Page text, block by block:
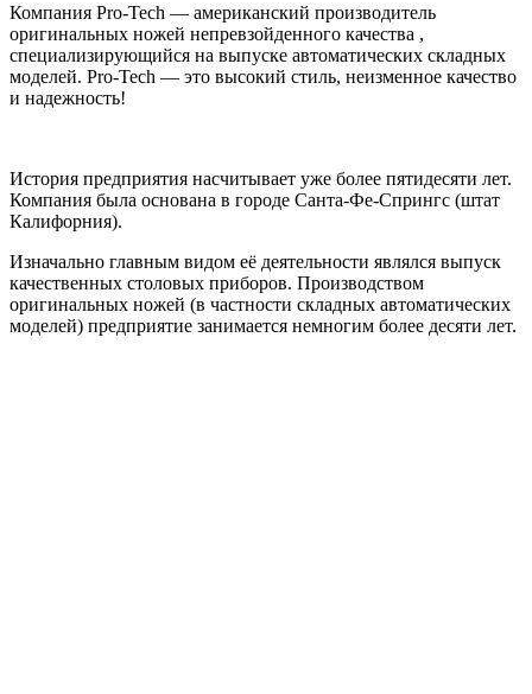
Компания Pro-Tech — американский производитель
оригинальных ножей непревзойденного качества ,
специализирующийся на выпуске автоматических складных
моделей. Pro-Tech — это высокий стиль, неизменное качество
и надежность!
История предприятия насчитывает уже более пятидесяти лет.
Компания была основана в городе Санта-Фе-Спрингс (штат
Калифорния).
Изначально главным видом её деятельности являлся выпуск
качественных столовых приборов. Производством
оригинальных ножей (в частности складных автоматических
моделей) предприятие занимается немногим более десяти лет.